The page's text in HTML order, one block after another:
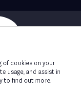
of cookies on your
usage, and assist in
to find out more.